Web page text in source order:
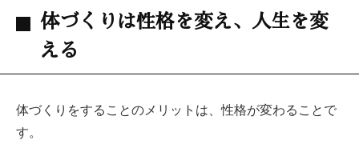
体づくりは性格を変え、人生を変
える
体づくりをすることのメリットは、性格が変わることで
す。